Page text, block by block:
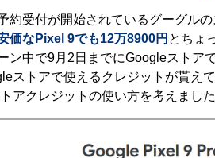
約受付が開始されているグーグル
価なPixel 9でも12万8900円 とちょ
ン中で9月2日までにGoogleストア
ストアで使えるクレジットが貰え
アクレジットの使い方を考えました